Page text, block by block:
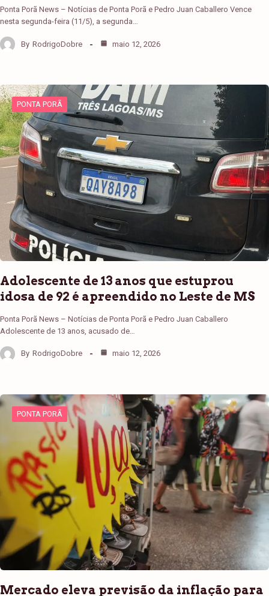
Ponta Porã News – Notícias de Ponta Porã e Pedro Juan Caballero Vence
nesta segunda-feira (11/5), a segunda…
By RodrigoDobre maio 12, 2026
PONTA PORÃ
Adolescente de 13 anos que estuprou
idosa de 92 é apreendido no Leste de MS
Ponta Porã News – Notícias de Ponta Porã e Pedro Juan Caballero
Adolescente de 13 anos, acusado de…
By RodrigoDobre maio 12, 2026
PONTA PORÃ
Mercado eleva previsão da inflação para